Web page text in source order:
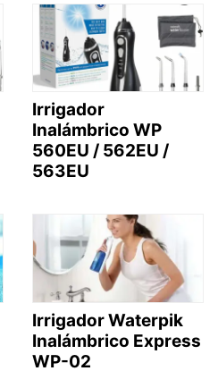
Irrigador
Inalámbrico WP
560EU / 562EU /
563EU
Irrigador Waterpik
Inalámbrico Express
WP-02